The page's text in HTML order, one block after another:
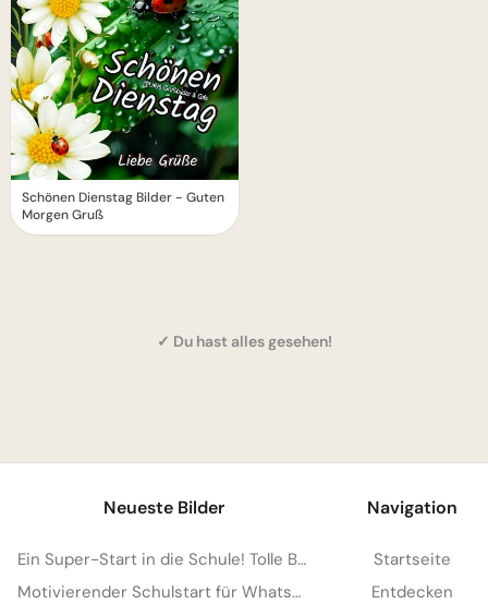
Schönen Dienstag Bilder - Guten
Morgen Gruß
✓ Du hast alles gesehen!
Neueste Bilder
Ein Super-Start in die Schule! Tolle Bilder für Pinterest zum Teilen.
Motivierender Schulstart für WhatsApp: Energiegeladen ins neue Schuljahr!
Navigation
Startseite
Entdecken